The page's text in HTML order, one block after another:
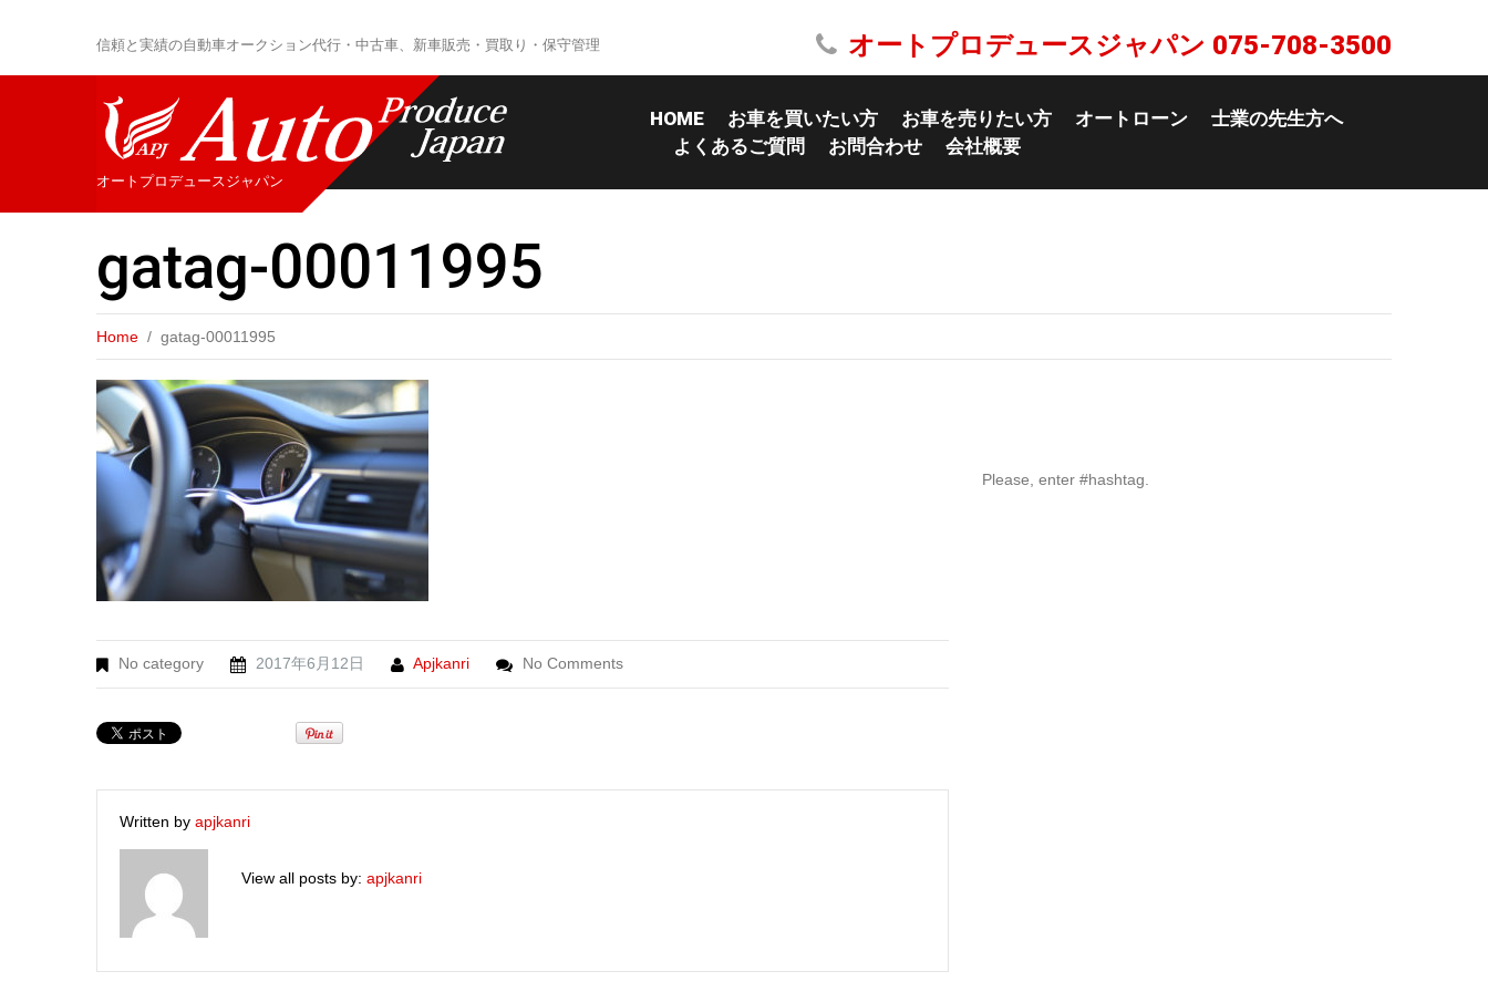
信頼と実績の自動車オークション代行・中古車、新車販売・買取り・保守管理 オートプロデュースジャパン 075-708-3500
オートプロデュースジャパン
HOME お車を買いたい方 お車を売りたい方 オートローン
士業の先生方へ
よくあるご質問
お問合わせ 会社概要
gatag-00011995
Home gatag-00011995
No category 2017年6月12日 Apjkanri No Comments
Written by apjkanri
View all posts by: apjkanri
Please, enter #hashtag.